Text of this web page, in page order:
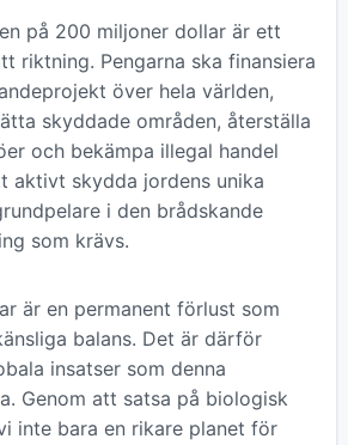
på 200 miljoner dollar är ett
riktning. Pengarna ska finansiera
över hela världen,
skyddade områden, återställa
och bekämpa illegal handel
aktivt skydda jordens unika
i den brådskande
som krävs.
är en permanent förlust som
balans. Det är därför
insatser som denna
Genom att satsa på biologisk
inte bara en rikare planet för